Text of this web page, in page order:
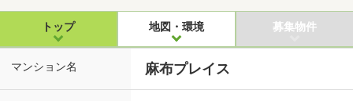
トップ 地図・環境 募集物件
マンション名 麻布プレイス